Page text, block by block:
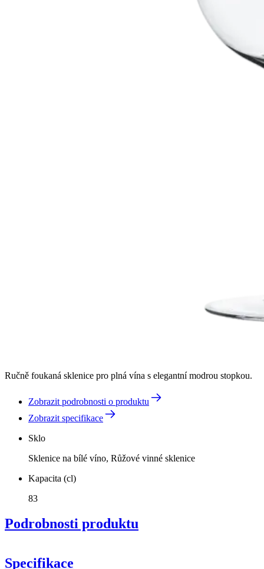
Ručně foukaná sklenice pro plná vína s elegantní modrou stopkou.
Zobrazit podrobnosti o produktu
Zobrazit specifikace
Sklo
Sklenice na bílé víno, Růžové vinné sklenice
Kapacita (cl)
83
Podrobnosti produktu
Specifikace